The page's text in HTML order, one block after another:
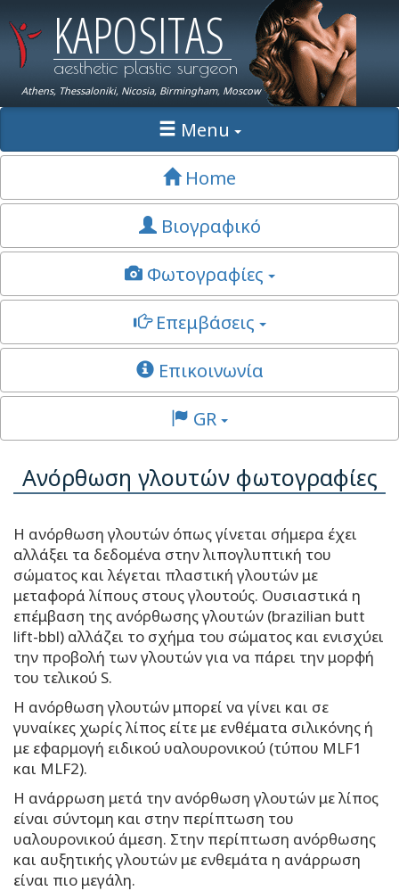
KAPOSITAS
aesthetic plastic surgeon
Athens, Thessaloniki, Nicosia, Birmingham, Moscow
Menu
Home
Βιογραφικό
Φωτογραφίες
Επεμβάσεις
Επικοινωνία
GR
Ανόρθωση γλουτών φωτογραφίες
Η ανόρθωση γλουτών όπως γίνεται σήμερα έχει
αλλάξει τα δεδομένα στην λιπογλυπτική του
σώματος και λέγεται πλαστική γλουτών με
μεταφορά λίπους στους γλουτούς. Ουσιαστικά η
επέμβαση της ανόρθωσης γλουτών (brazilian butt
lift-bbl) αλλάζει το σχήμα του σώματος και ενισχύει
την προβολή των γλουτών για να πάρει την μορφή
του τελικού S.
Η ανόρθωση γλουτών μπορεί να γίνει και σε
γυναίκες χωρίς λίπος είτε με ενθέματα σιλικόνης ή
με εφαρμογή ειδικού υαλουρονικού (τύπου MLF1
και MLF2).
Η ανάρρωση μετά την ανόρθωση γλουτών με λίπος
είναι σύντομη και στην περίπτωση του
υαλουρονικού άμεση. Στην περίπτωση ανόρθωσης
και αυξητικής γλουτών με ενθεμάτα η ανάρρωση
είναι πιο μεγάλη.